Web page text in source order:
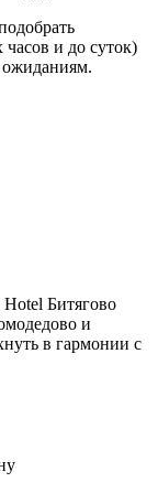
и до суток)
ожиданиям.
Hotel Битягово
и
в гармонии с